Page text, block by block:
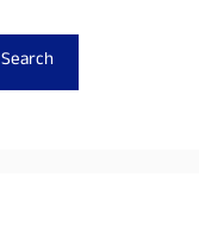
Search